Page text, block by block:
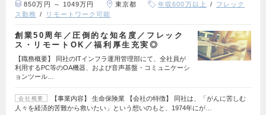
850万円 ～ 1049万円 東京都 年収600万以上
フレック
ス勤務
リモートワーク可能
創業50周年／圧倒的な知名度／フレック
ス・リモートOK／福利厚生充実◎
【職務概要】 同社のITインフラ運用管理部にて、全社員が
利用するPC等のOA機器、および音声基盤・コミュニケーシ
ョンツール…
会社概要
【事業内容】 生命保険業 【会社の特徴】 同社は、「がんに苦しむ
人々を経済的苦難から救いたい」という想いのもと、1974年にが…